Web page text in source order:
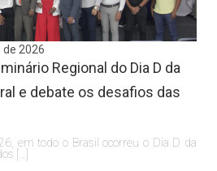
de 2026
Regional do Dia D da
e debate os desafios das
em todo o Brasil ocorreu o Dia D da
[…]